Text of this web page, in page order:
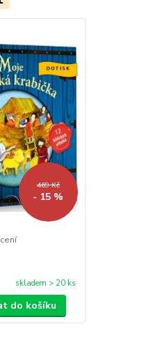
469 Kč
- 15 %
skladem > 20 ks
do košíku